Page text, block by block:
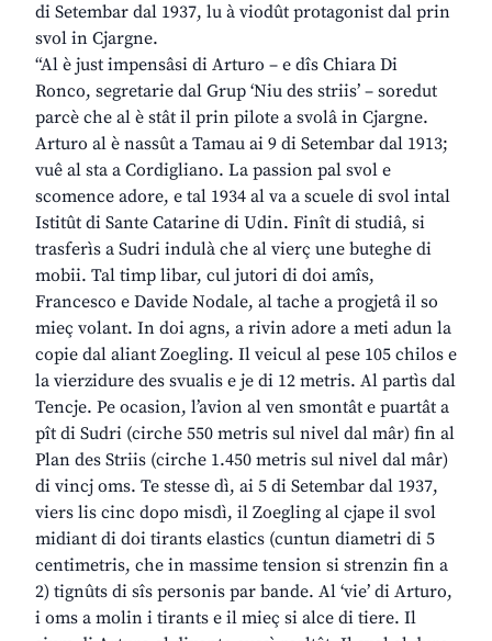
di Setembar dal 1937, lu à viodût protagonist dal prin
svol in Cjargne.
“Al è just impensâsi di Arturo – e dîs Chiara Di
Ronco, segretarie dal Grup ‘Niu des striis’ – soredut
parcè che al è stât il prin pilote a svolâ in Cjargne.
Arturo al è nassût a Tamau ai 9 di Setembar dal 1913;
vuê al sta a Cordigliano. La passion pal svol e
scomence adore, e tal 1934 al va a scuele di svol intal
Istitût di Sante Catarine di Udin. Finît di studiâ, si
trasferìs a Sudri indulà che al vierç une buteghe di
mobii. Tal timp libar, cul jutori di doi amîs,
Francesco e Davide Nodale, al tache a progjetâ il so
mieç volant. In doi agns, a rivin adore a meti adun la
copie dal aliant Zoegling. Il veicul al pese 105 chilos e
la vierzidure des svualis e je di 12 metris. Al partìs dal
Tencje. Pe ocasion, l’avion al ven smontât e puartât a
pît di Sudri (cirche 550 metris sul nivel dal mâr) fin al
Plan des Striis (cirche 1.450 metris sul nivel dal mâr)
di vincj oms. Te stesse dì, ai 5 di Setembar dal 1937,
viers lis cinc dopo misdì, il Zoegling al cjape il svol
midiant di doi tirants elastics (cuntun diametri di 5
centimetris, che in massime tension si strenzin fin a
2) tignûts di sîs personis par bande. Al ‘vie’ di Arturo,
i oms a molin i tirants e il mieç si alce di tiere. Il